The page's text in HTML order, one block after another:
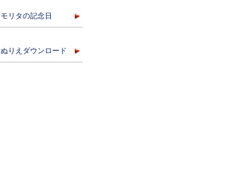
モリタの記念日
ぬりえダウンロード